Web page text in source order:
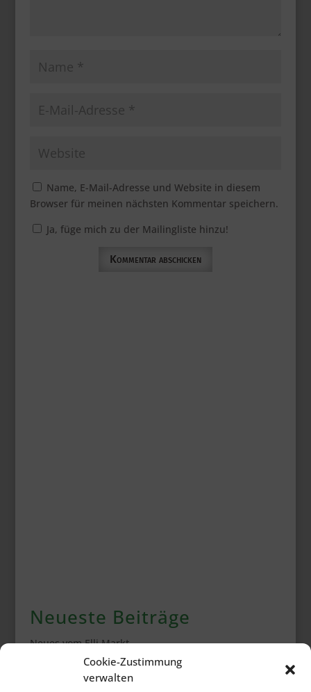
Cookie-Zustimmung
verwalten
Name, E-Mail-Adresse und Website in diesem
Browser für meinen nächsten Kommentar speichern.
Ja, füge mich zu der Mailingliste hinzu!
Kommentar abschicken
Neueste Beiträge
Neues vom Elli Markt
Galerie Bürgerbrunch 2026
Rückblick Bürgerbrunch 2026